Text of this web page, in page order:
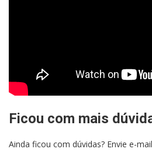
Ficou com mais
Ainda ficou com dúvidas? Envie e-